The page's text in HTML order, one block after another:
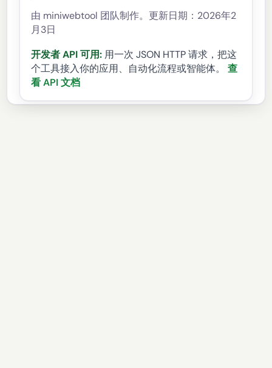
由 miniwebtool 团队制作。更新日期：2026年2
月3日
开发者 API 可用: 用一次 JSON HTTP 请求，把这
个工具接入你的应用、自动化流程或智能体。
查
看 API 文档